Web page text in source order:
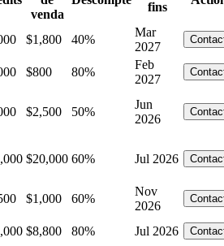
venda
fins
$1,800 40%
Mar
2027
$800 80%
Feb
2027
$2,500 50%
Jun
2026
$20,000 60% Jul 2026
$1,000 60%
Nov
2026
$8,800 80% Jul 2026